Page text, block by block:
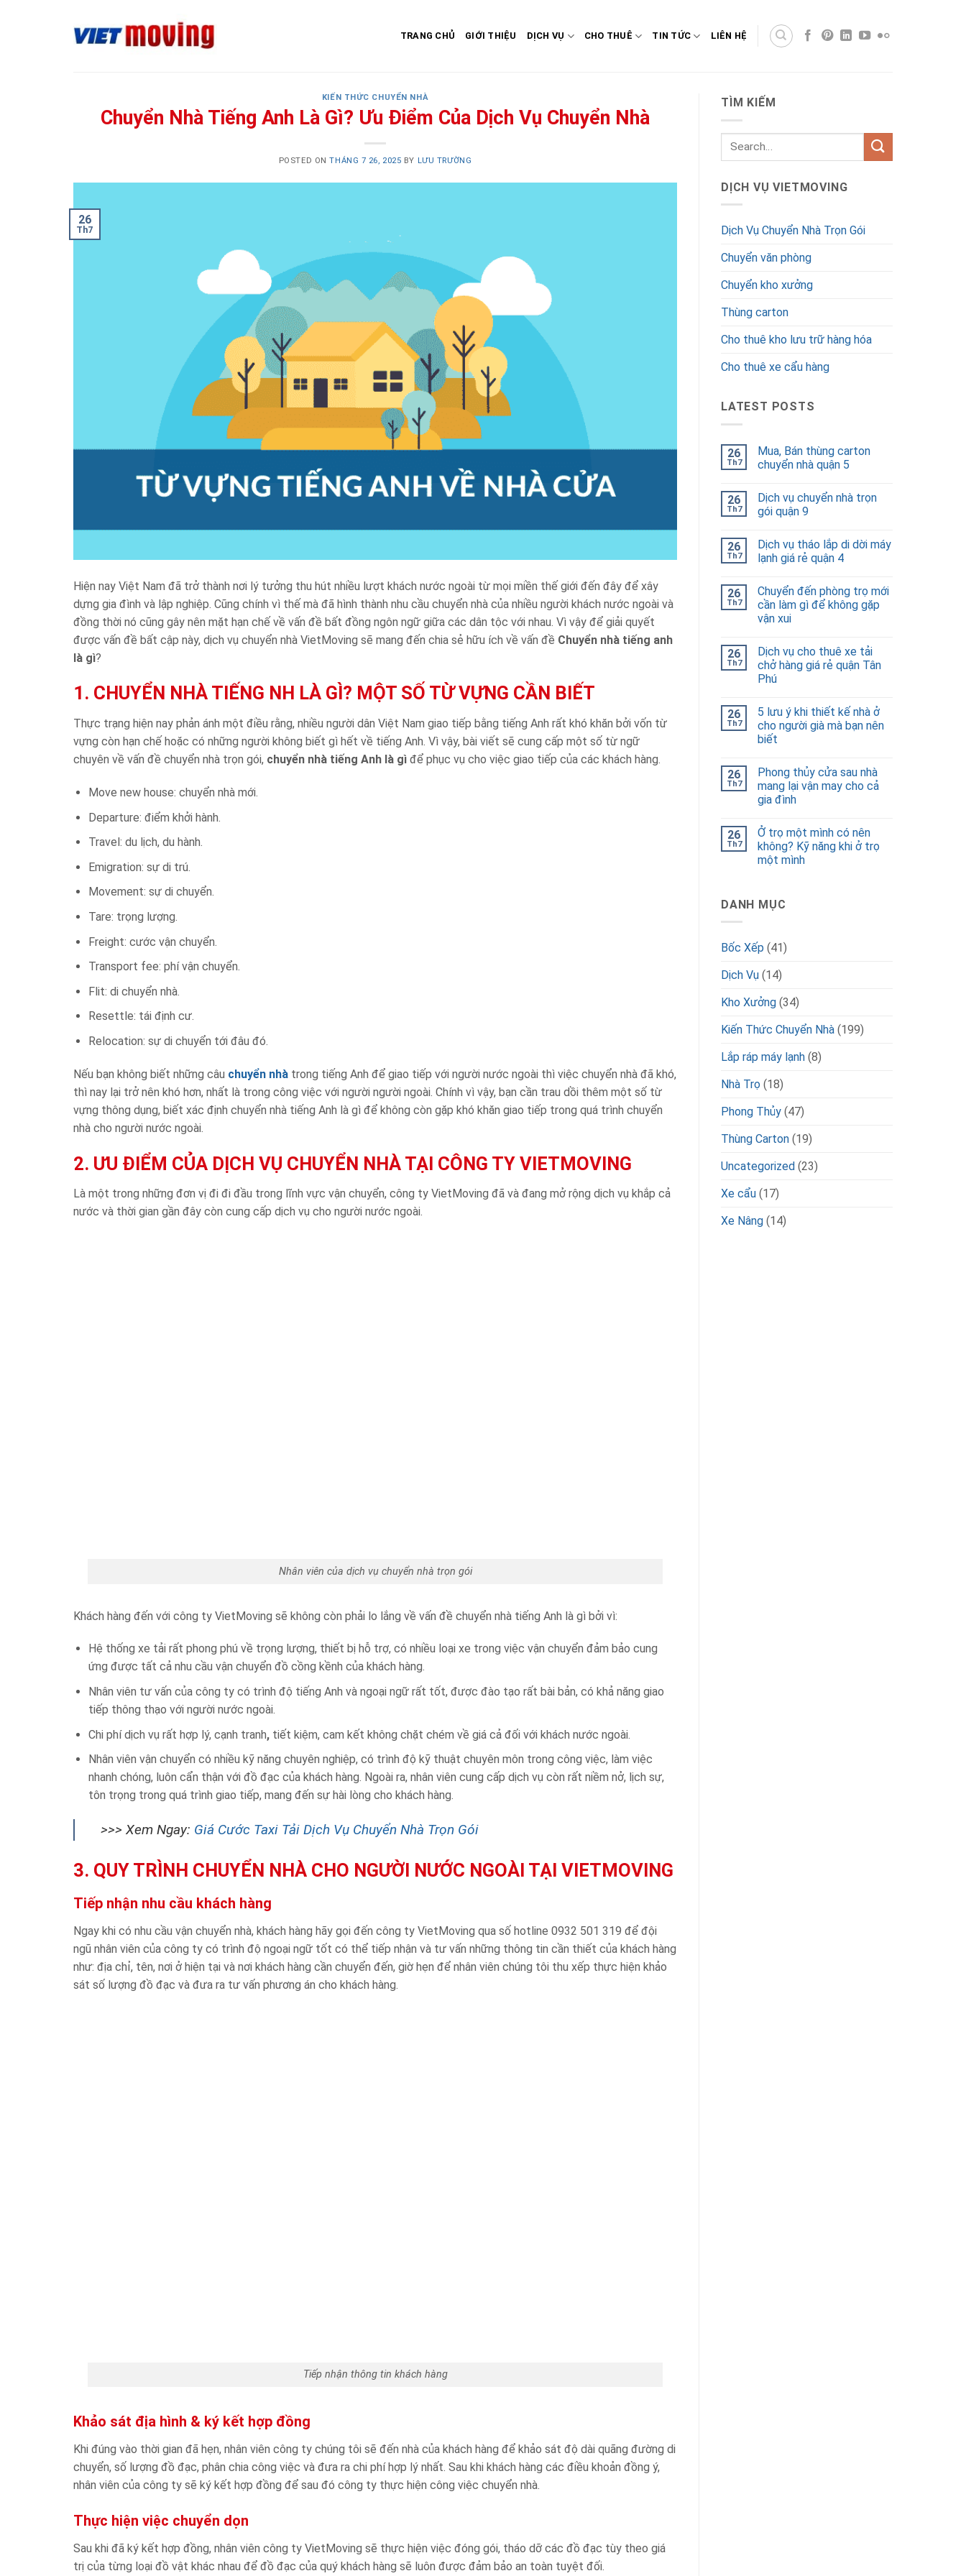
TRANG CHỦ GIỚI THIỆU DỊCH VỤ CHO THUÊ TIN TỨC LIÊN HỆ
KIẾN THỨC CHUYỂN NHÀ
Chuyển Nhà Tiếng Anh Là Gì? Ưu Điểm Của Dịch Vụ Chuyển Nhà
POSTED ONTHÁNG 7 26, 2025 BY LƯU TRƯỜNG
26
Th7
Hiện nay Việt Nam đã trở thành nơi lý tưởng thu hút nhiều lượt khách nước ngoài từ mọi miền thế giới đến đây để xây
dựng gia đình và lập nghiệp. Cũng chính vì thế mà đã hình thành nhu cầu chuyển nhà của nhiều người khách nước ngoài và
đồng thời nó cũng gây nên mặt hạn chế về vấn đề bất đồng ngôn ngữ giữa các dân tộc với nhau. Vì vậy để giải quyết
được vấn đề bất cập này, dịch vụ chuyển nhà VietMoving sẽ mang đến chia sẻ hữu ích về vấn đề Chuyển nhà tiếng anh
là gì?
1. CHUYỂN NHÀ TIẾNG NH LÀ GÌ? MỘT SỐ TỪ VỰNG CẦN BIẾT
Thực trạng hiện nay phản ánh một điều rằng, nhiều người dân Việt Nam giao tiếp bằng tiếng Anh rất khó khăn bởi vốn từ
vựng còn hạn chế hoặc có những người không biết gì hết về tiếng Anh. Vì vậy, bài viết sẽ cung cấp một số từ ngữ
chuyên về vấn đề chuyển nhà trọn gói, chuyển nhà tiếng Anh là gì để phục vụ cho việc giao tiếp của các khách hàng.
Move new house: chuyển nhà mới.
Departure: điểm khởi hành.
Travel: du lịch, du hành.
Emigration: sự di trú.
Movement: sự di chuyển.
Tare: trọng lượng.
Freight: cước vận chuyển.
Transport fee: phí vận chuyển.
Flit: di chuyển nhà.
Resettle: tái định cư.
Relocation: sự di chuyển tới đâu đó.
Nếu bạn không biết những câu chuyển nhà trong tiếng Anh để giao tiếp với người nước ngoài thì việc chuyển nhà đã khó,
thì nay lại trở nên khó hơn, nhất là trong công việc với người người ngoài. Chính vì vậy, bạn cần trau dồi thêm một số từ
vựng thông dụng, biết xác định chuyển nhà tiếng Anh là gì để không còn gặp khó khăn giao tiếp trong quá trình chuyển
nhà cho người nước ngoài.
2. ƯU ĐIỂM CỦA DỊCH VỤ CHUYỂN NHÀ TẠI CÔNG TY VIETMOVING
Là một trong những đơn vị đi đi đầu trong lĩnh vực vận chuyển, công ty VietMoving đã và đang mở rộng dịch vụ khắp cả
nước và thời gian gần đây còn cung cấp dịch vụ cho người nước ngoài.
Nhân viên của dịch vụ chuyển nhà trọn gói
Khách hàng đến với công ty VietMoving sẽ không còn phải lo lắng về vấn đề chuyển nhà tiếng Anh là gì bởi vì:
Hệ thống xe tải rất phong phú về trọng lượng, thiết bị hỗ trợ, có nhiều loại xe trong việc vận chuyển đảm bảo cung
ứng được tất cả nhu cầu vận chuyển đồ cồng kềnh của khách hàng.
Nhân viên tư vấn của công ty có trình độ tiếng Anh và ngoại ngữ rất tốt, được đào tạo rất bài bản, có khả năng giao
tiếp thông thạo với người nước ngoài.
Chi phí dịch vụ rất hợp lý, cạnh tranh,tiết kiệm, cam kết không chặt chém về giá cả đối với khách nước ngoài.
Nhân viên vận chuyển có nhiều kỹ năng chuyên nghiệp, có trình độ kỹ thuật chuyên môn trong công việc, làm việc
nhanh chóng, luôn cẩn thận với đồ đạc của khách hàng. Ngoài ra, nhân viên cung cấp dịch vụ còn rất niềm nở, lịch sự,
tôn trọng trong quá trình giao tiếp, mang đến sự hài lòng cho khách hàng.
>>> Xem Ngay: Giá Cước Taxi Tải Dịch Vụ Chuyển Nhà Trọn Gói
3. QUY TRÌNH CHUYỂN NHÀ CHO NGƯỜI NƯỚC NGOÀI TẠI VIETMOVING
Tiếp nhận nhu cầu khách hàng
Ngay khi có nhu cầu vận chuyển nhà, khách hàng hãy gọi đến công ty VietMoving qua số hotline 0932 501 319 để đội
ngũ nhân viên của công ty có trình độ ngoại ngữ tốt có thể tiếp nhận và tư vấn những thông tin cần thiết của khách hàng
như: địa chỉ, tên, nơi ở hiện tại và nơi khách hàng cần chuyển đến, giờ hẹn để nhân viên chúng tôi thu xếp thực hiện khảo
sát số lượng đồ đạc và đưa ra tư vấn phương án cho khách hàng.
Tiếp nhận thông tin khách hàng
Khảo sát địa hình & ký kết hợp đồng
Khi đúng vào thời gian đã hẹn, nhân viên công ty chúng tôi sẽ đến nhà của khách hàng để khảo sát độ dài quãng đường di
chuyển, số lượng đồ đạc, phân chia công việc và đưa ra chi phí hợp lý nhất. Sau khi khách hàng các điều khoản đồng ý,
nhân viên của công ty sẽ ký kết hợp đồng để sau đó công ty thực hiện công việc chuyển nhà.
Thực hiện việc chuyển dọn
Sau khi đã ký kết hợp đồng, nhân viên công ty VietMoving sẽ thực hiện việc đóng gói, tháo dỡ các đồ đạc tùy theo giá
trị của từng loại đồ vật khác nhau để đồ đạc của quý khách hàng sẽ luôn được đảm bảo an toàn tuyệt đối.
TÌM KIẾM
DỊCH VỤ VIETMOVING
Dịch Vụ Chuyển Nhà Trọn Gói
Chuyển văn phòng
Chuyển kho xưởng
Thùng carton
Cho thuê kho lưu trữ hàng hóa
Cho thuê xe cẩu hàng
LATEST POSTS
26
Th7
Mua, Bán thùng carton
chuyển nhà quận 5
26
Th7
Dịch vụ chuyển nhà trọn
gói quận 9
26
Th7
Dịch vụ tháo lắp di dời máy
lạnh giá rẻ quận 4
26
Th7
Chuyển đến phòng trọ mới
cần làm gì để không gặp
vận xui
26
Th7
Dịch vụ cho thuê xe tải
chở hàng giá rẻ quận Tân
Phú
26
Th7
5 lưu ý khi thiết kế nhà ở
cho người già mà bạn nên
biết
26
Th7
Phong thủy cửa sau nhà
mang lại vận may cho cả
gia đình
26
Th7
Ở trọ một mình có nên
không? Kỹ năng khi ở trọ
một mình
DANH MỤC
Bốc Xếp (41)
Dịch Vụ (14)
Kho Xưởng (34)
Kiến Thức Chuyển Nhà (199)
Lắp ráp máy lạnh (8)
Nhà Trọ (18)
Phong Thủy (47)
Thùng Carton (19)
Uncategorized (23)
Xe cẩu (17)
Xe Nâng (14)